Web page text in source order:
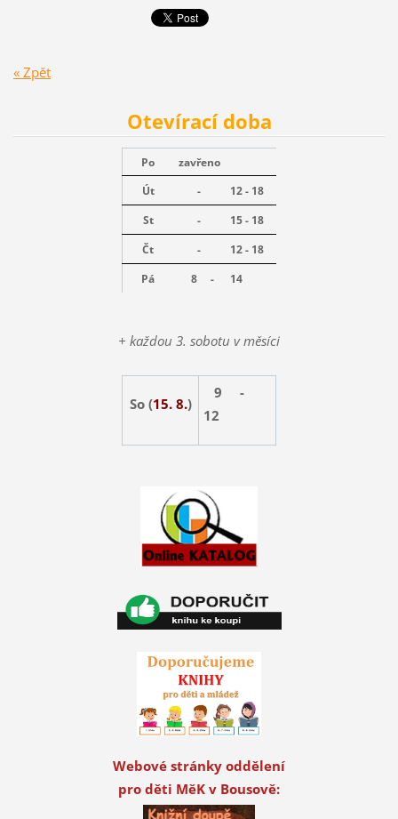
« Zpět
Otevírací doba
Po
zavřeno
Út
-
12 - 18
St
-
15 - 18
Čt
-
12 - 18
Pá
8 - 14
+ každou 3. sobotu v měsíci
So (15. 8.)
9 -
12
Webové stránky oddělení
pro děti MěK v Bousově: